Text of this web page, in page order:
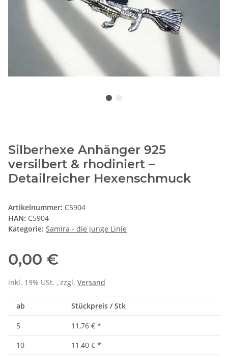
Silberhexe Anhänger 925
versilbert & rhodiniert –
Detailreicher Hexenschmuck
Artikelnummer: C5904
HAN: C5904
Kategorie: Samira - die junge Linie
0,00 €
inkl. 19% USt. , zzgl. Versand
ab Stückpreis / Stk
5 11,76 € *
10
11,40 € *